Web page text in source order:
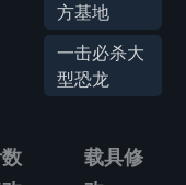
方基地
一击必杀大
型恐龙
载具修